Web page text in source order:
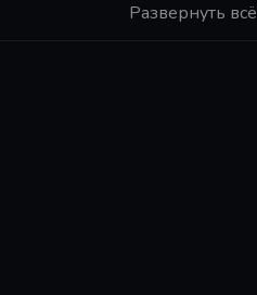
Развернуть всё